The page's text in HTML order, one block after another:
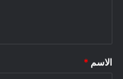
*
الاسم *